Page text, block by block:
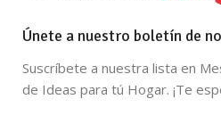
Únete a nuestro boletín de
Suscríbete a nuestra lista en
de Ideas para tú Hogar. ¡Te